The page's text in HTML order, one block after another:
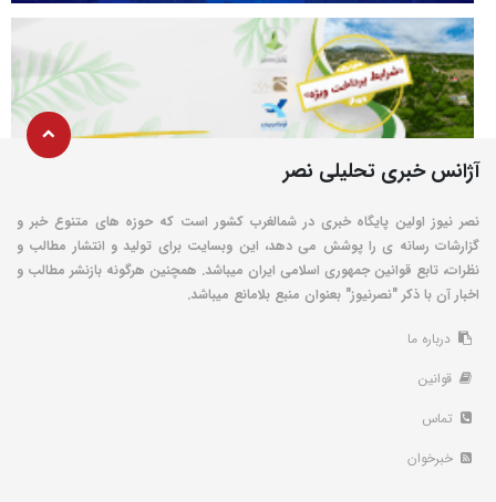
آژانس خبری تحلیلی نصر
نصر نیوز اولین پایگاه خبری در شمالغرب کشور است که حوزه های متنوع خبر و
گزارشات رسانه ی را پوشش می دهد، این وبسایت برای تولید و انتشار مطالب و
نظرات، تابع قوانین جمهوری اسلامی ایران میباشد. همچنین هرگونه بازنشر مطالب و
اخبار آن با ذکر "نصرنیوز" بعنوان منبع بلامانع میباشد.
درباره ما
قوانین
تماس
خبرخوان